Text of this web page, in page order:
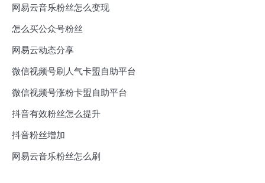
网易云音乐粉丝怎么变现
怎么买公众号粉丝
网易云动态分享
微信视频号刷人气卡盟自助平台
微信视频号涨粉卡盟自助平台
抖音有效粉丝怎么提升
抖音粉丝增加
网易云音乐粉丝怎么刷